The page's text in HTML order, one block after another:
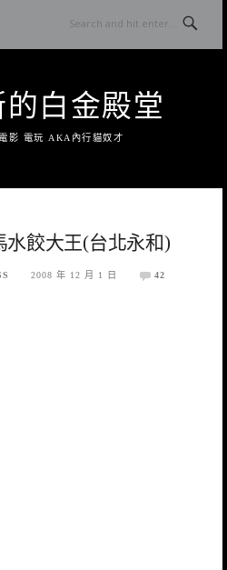
白金殿堂
影 電玩 AKA內行貓奴才
水餃大王(台北永和)
2008 年 12 月 1 日 42